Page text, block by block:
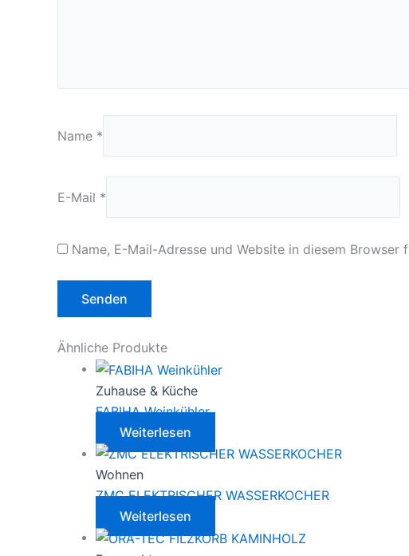
Name *
E-Mail *
Name, E-Mail-Adresse und Website in diesem Browser
Ähnliche Produkte
Zuhause & Küche
FABIHA Weinkühler
Weiterlesen
Wohnen
ZMC ELEKTRISCHER WASSERKOCHER
Weiterlesen